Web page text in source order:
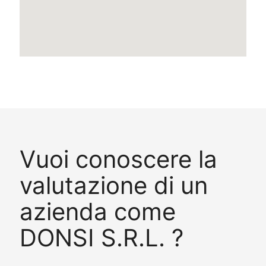
Vuoi conoscere la
valutazione di un
azienda come
DONSI S.R.L. ?